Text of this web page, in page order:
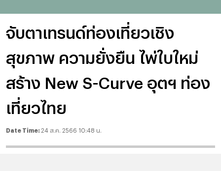
จับตาเทรนด์ท่องเที่ยวเชิง
สุขภาพ ความยั่งยืน ไพ่ใบใหม่
สร้าง New S-Curve อุตฯ ท่อง
เที่ยวไทย
Date Time: 24 ส.ค. 2566 10:48 น.